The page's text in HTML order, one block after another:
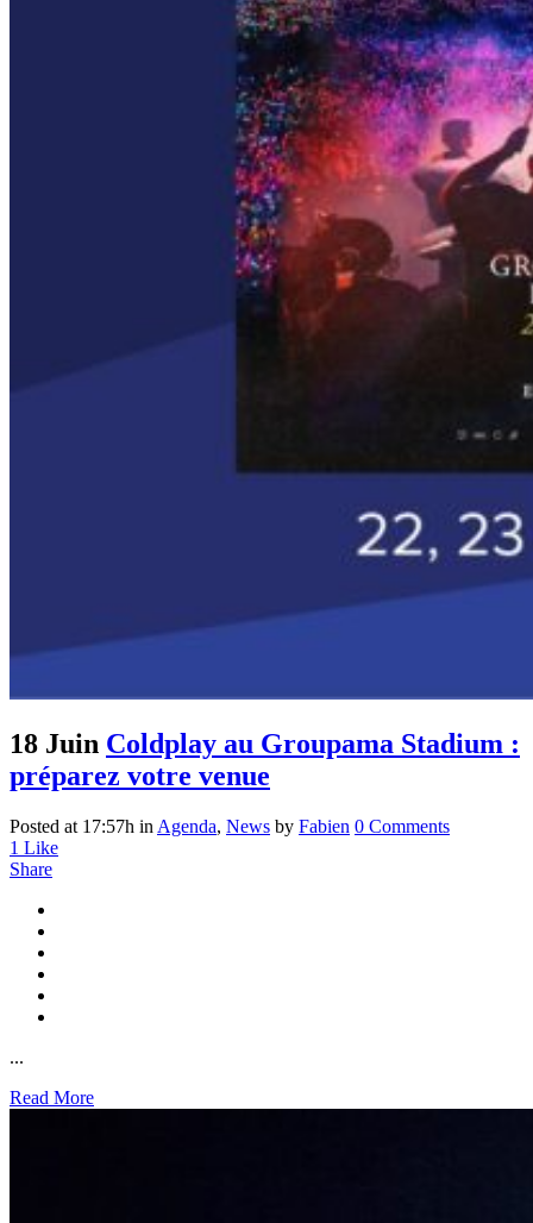
18 Juin Coldplay au Groupama Stadium :
préparez votre venue
Posted at 17:57h in Agenda, News by Fabien 0 Comments
1 Like
Share
...
Read More